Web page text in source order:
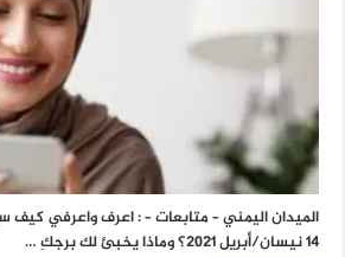
الميدان اليمني – متابعات – : اعرف واعرفي كيف
14 نيسان/أبريل 2021؟ وماذا يخبئ لك برجكِ …